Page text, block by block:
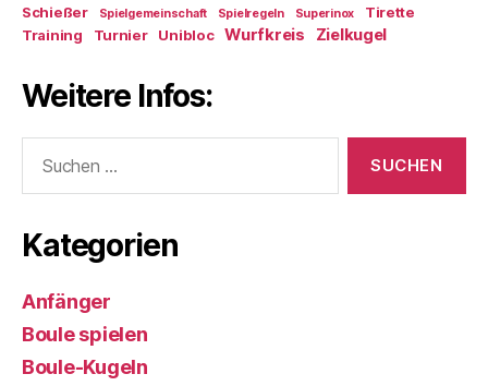
Schießer Spielgemeinschaft Spielregeln Superinox
Tirette
Training
Turnier Unibloc Wurfkreis Zielkugel
Weitere Infos:
nach:
Kategorien
Anfänger
Boule spielen
Boule-Kugeln